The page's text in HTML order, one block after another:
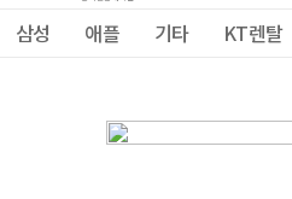
삼성 애플 기타 KT렌탈